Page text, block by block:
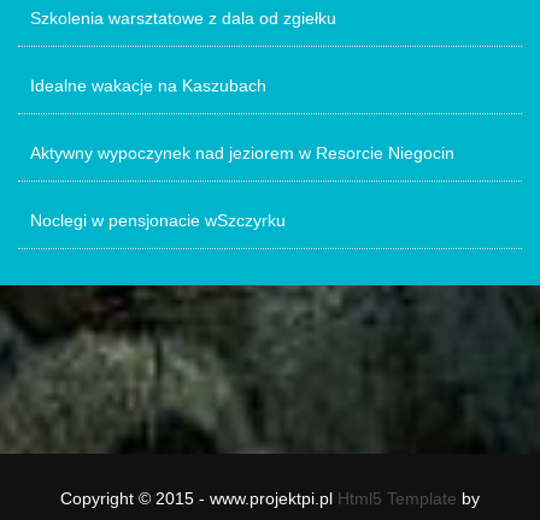
Szkolenia warsztatowe z dala od zgiełku
Idealne wakacje na Kaszubach
Aktywny wypoczynek nad jeziorem w Resorcie Niegocin
Noclegi w pensjonacie wSzczyrku
Copyright © 2015 - www.projektpi.pl Html5 Template by